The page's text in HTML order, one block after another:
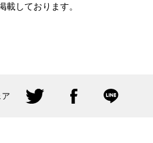
載しております。